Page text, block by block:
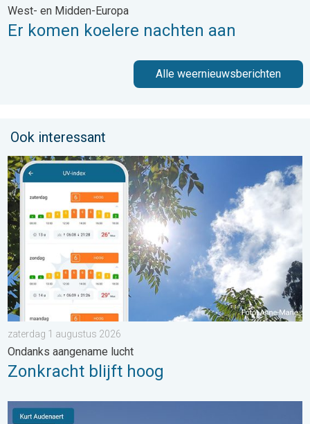
West- en Midden-Europa
Er komen koelere nachten aan
Alle weernieuwsberichten
Ook interessant
Zonkracht blijft hoog. Ondanks aangename lucht. . . zaterdag
zaterdag 1 augustus 2026
Ondanks aangename lucht
Zonkracht blijft hoog
Stuur jouw weerfoto van de week!. Weer&Radar Uploader. . .